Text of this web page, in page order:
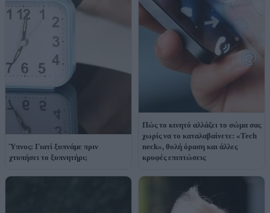
Ύπνος: Γιατί ξυπνάμε πριν
χτυπήσει το ξυπνητήρι;
Πώς το κινητό αλλάζει το σώμα σας
χωρίς να το καταλαβαίνετε: «Tech
neck», θολή όραση και άλλες
κρυφές επιπτώσεις